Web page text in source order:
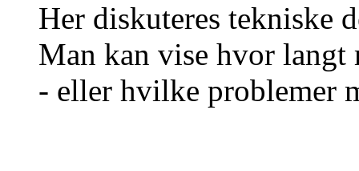
Her diskuteres tekniske
Man kan vise hvor langt
- eller hvilke problemer